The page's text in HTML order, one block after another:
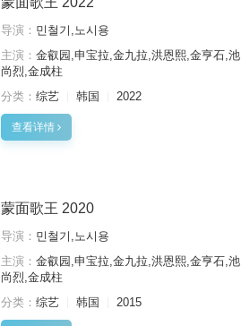
导演： 민철기,노시용
主演： 金叡园,申宝拉,金九拉,洪恩熙,金亨石,池
尚烈,金成柱
分类： 综艺 韩国 2022
查看详情
蒙面歌王 2020
导演： 민철기,노시용
主演： 金叡园,申宝拉,金九拉,洪恩熙,金亨石,池
尚烈,金成柱
分类： 综艺 韩国 2015